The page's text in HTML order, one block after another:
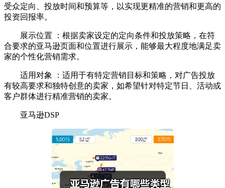
受众定向、投放时间和预算等，以实现更精准的营销和更高的
投资回报率。
展示位置 ：根据卖家设定的定向条件和投放策略，在符
合要求的亚马逊页面和位置进行展示，能够最大程度地满足卖
家的个性化营销需求。
适用对象 ：适用于有特定营销目标和策略，对广告投放
有较高要求和独特创意的卖家，如希望针对特定节日、活动或
客户群体进行精准营销的卖家。
亚马逊DSP